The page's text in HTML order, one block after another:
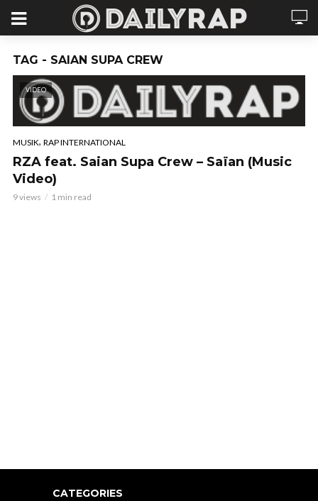
TAG - SAIAN SUPA CREW
VIDEO
MUSIK, RAP INTERNATIONAL
RZA feat. Saian Supa Crew – Saïan (Music
Video)
9 views 1 min read
CATEGORIES